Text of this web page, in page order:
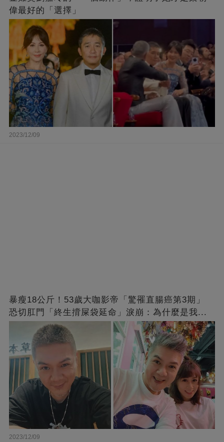
偉最好的「選擇」
2023/12/09
暴瘦18公斤！53歲大咖影帝「驚罹直腸癌第3期」
恐切肛門「終生揹屎袋延命」淚崩：為什麼是我...
2023/12/09